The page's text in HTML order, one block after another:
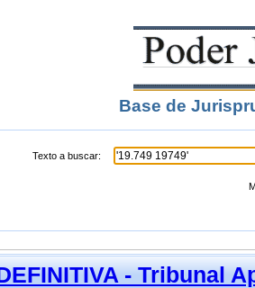
Base de
Texto a buscar:
- Tribunal